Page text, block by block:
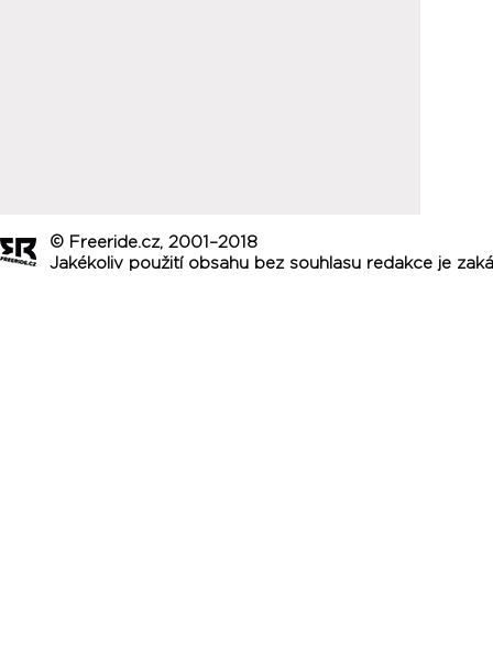
© Freeride.cz, 2001–2018
Jakékoliv použití obsahu bez souhlasu redakce je